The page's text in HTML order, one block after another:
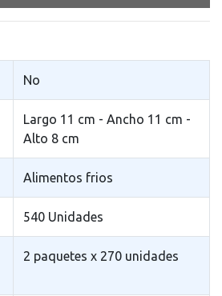
No
Largo 11 cm - Ancho 11 cm -
Alto 8 cm
Alimentos frios
540 Unidades
2 paquetes x 270 unidades